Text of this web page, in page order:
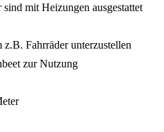
mit Heizungen ausgestattet
z.B. Fahrräder unterzustellen
zur Nutzung